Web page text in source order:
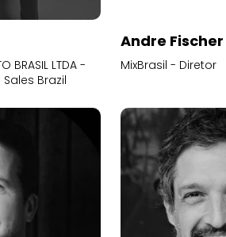
BRASIL LTDA -
Brazil
Andre Fischer
MixBrasil - Diretor